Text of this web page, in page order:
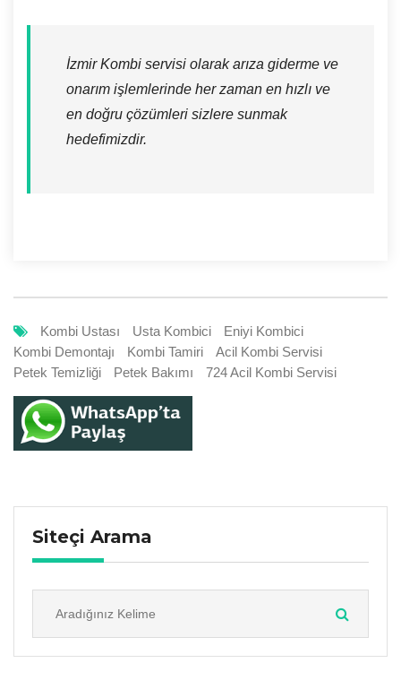
İzmir Kombi servisi olarak arıza giderme ve
onarım işlemlerinde her zaman en hızlı ve
en doğru çözümleri sizlere sunmak
hedefimizdir.
Kombi Ustası Usta Kombici
Eniyi Kombici
Kombi Demontajı
Kombi Tamiri
Acil Kombi Servisi
Petek Temizliği
Petek Bakımı 724 Acil Kombi Servisi
Siteçi Arama